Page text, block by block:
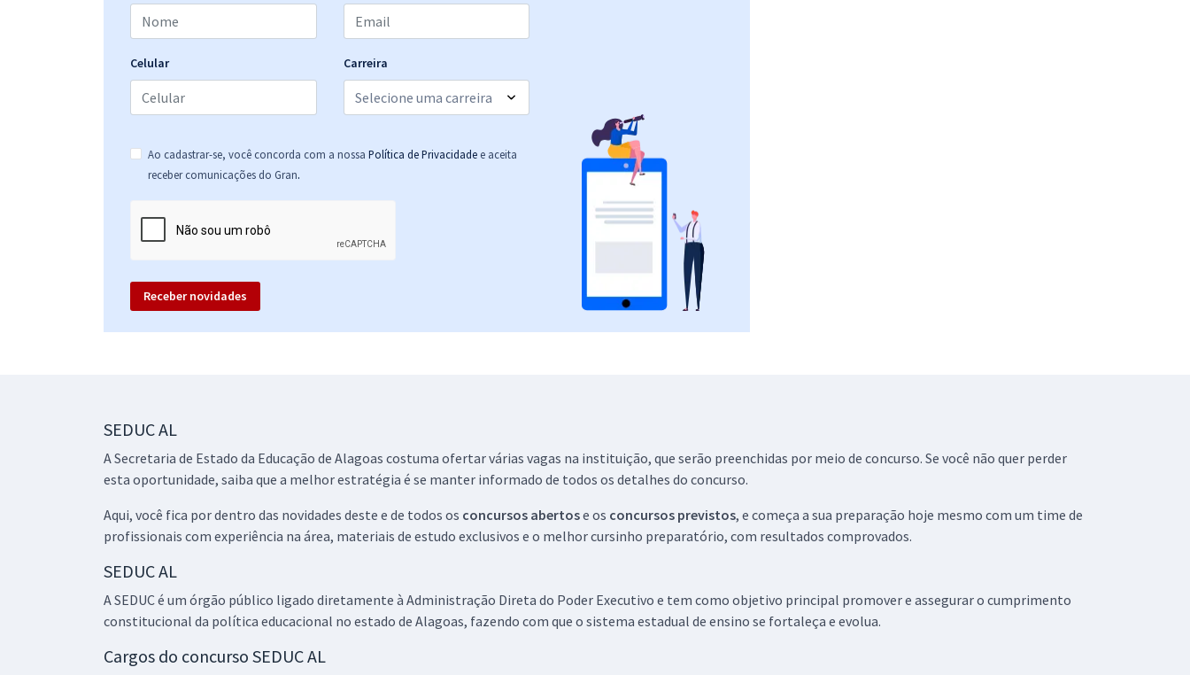
SEDUC AL - Secretaria de Estado de Educação de
Alagoas - Professor - Disciplina 11: Química (Pós-
Economize R$ 119,58
SEDUC AL - Secretaria de Estado de Educação de
de Professor - Disciplina 11: Química (Pós-Edital)
R$ 366,32à vista
30,53
(-20%)
SEDUC AL - Secretaria de Estado de Educação de
Alagoas - Professor - Disciplina 4: Filosofia (Pós-
Comprar
ou 12x deR$39,86
SEDUC AL - Secretaria de Estado de Educação de
Alagoas - Conhecimentos Específicos para
Professor - Disciplina 4: Filosofia (Pós-Edital)
Economize R$ 105,58
(-20%)
SEDUC AL - Secretaria de Estado de Educação de
Alagoas - Conhecimentos Específicos para
Professor - Disciplina 12: Sociologia (Pós-Edital)
R$ 430,32à vista
ou 12x de R$35,86 Comprar
Celular Carreira
Ao cadastrar-se, você concorda com a nossa Política de Privacidade e aceita
receber comunicações do Gran.
Receber novidades
SEDUC AL
A Secretaria de Estado da Educação de Alagoas costuma ofertar várias vagas na instituição, que serão preenchidas por meio de concurso. Se você não quer perder
esta oportunidade, saiba que a melhor estratégia é se manter informado de todos os detalhes do concurso.
Aqui, você fica por dentro das novidades deste e de todos os concursos abertose os concursos previstos, e começa a sua preparação hoje mesmo com um time de
profissionais com experiência na área, materiais de estudo exclusivos e o melhor cursinho preparatório, com resultados comprovados.
SEDUC AL
A SEDUC é um órgão público ligado diretamente à Administração Direta do Poder Executivo e tem como objetivo principal promover e assegurar o cumprimento
constitucional da política educacional no estado de Alagoas, fazendo com que o sistema estadual de ensino se fortaleça e evolua.
Cargos do concurso SEDUC AL